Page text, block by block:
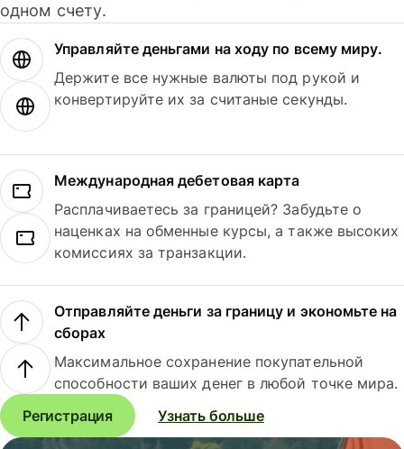
одном счету.
Управляйте деньгами на ходу по всему миру.
Держите все нужные валюты под рукой и
конвертируйте их за считаные секунды.
Международная дебетовая карта
Расплачиваетесь за границей? Забудьте о
наценках на обменные курсы, а также высоких
комиссиях за транзакции.
Отправляйте деньги за границу и экономьте на
сборах
Максимальное сохранение покупательной
способности ваших денег в любой точке мира.
Регистрация
Узнать больше